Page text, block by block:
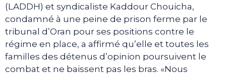
(LADDH) et syndicaliste Kaddour Chouicha,
condamné à une peine de prison ferme par le
tribunal d’Oran pour ses positions contre le
régime en place, a affirmé qu’elle et toutes les
familles des détenus d’opinion poursuivent le
combat et ne baissent pas les bras. «Nous